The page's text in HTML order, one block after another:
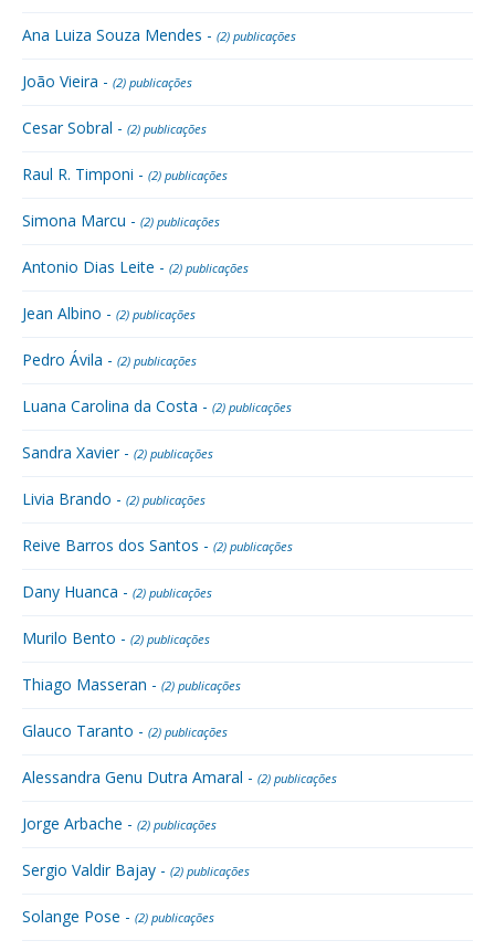
Ana Luiza Souza Mendes - (2) publicações
João Vieira - (2) publicações
Cesar Sobral - (2) publicações
Raul R. Timponi - (2) publicações
Simona Marcu - (2) publicações
Antonio Dias Leite - (2) publicações
Jean Albino - (2) publicações
Pedro Ávila - (2) publicações
Luana Carolina da Costa - (2) publicações
Sandra Xavier - (2) publicações
Livia Brando - (2) publicações
Reive Barros dos Santos - (2) publicações
Dany Huanca - (2) publicações
Murilo Bento - (2) publicações
Thiago Masseran - (2) publicações
Glauco Taranto - (2) publicações
Alessandra Genu Dutra Amaral - (2) publicações
Jorge Arbache - (2) publicações
Sergio Valdir Bajay - (2) publicações
Solange Pose - (2) publicações